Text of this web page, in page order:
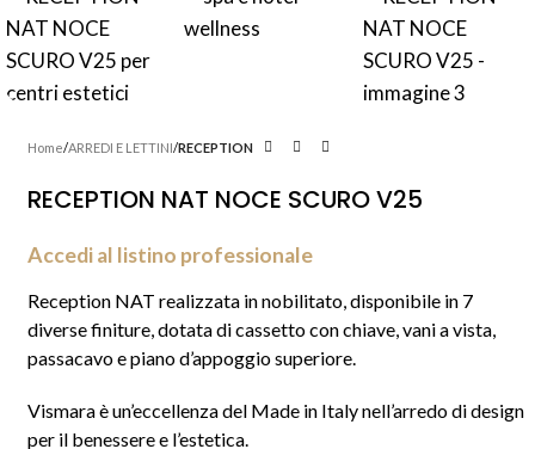
Home ARREDI E LETTINI RECEPTION
RECEPTION NAT NOCE SCURO V25
Accedi al listino professionale
Reception NAT realizzata in nobilitato, disponibile in 7
diverse finiture, dotata di cassetto con chiave, vani a vista,
passacavo e piano d’appoggio superiore.
Vismara è un’eccellenza del Made in Italy nell’arredo di design
per il benessere e l’estetica.